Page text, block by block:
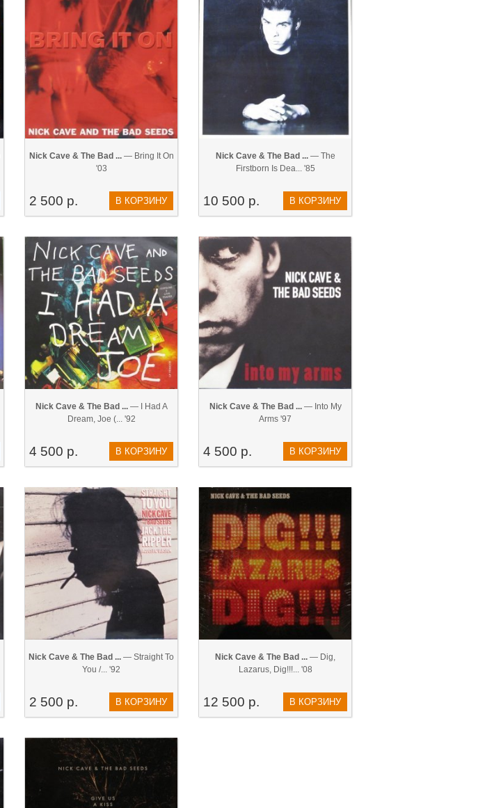
Nick Cave & The Bad ...— Bring It On
'03
2 500 р. В КОРЗИНУ
Nick Cave & The Bad ...— The
Firstborn Is Dea... '85
10 500 р. В КОРЗИНУ
Nick Cave & The Bad ...— I Had A
Dream, Joe (... '92
4 500 р. В КОРЗИНУ
Nick Cave & The Bad ...— Into My
Arms '97
4 500 р. В КОРЗИНУ
Nick Cave & The Bad ... — ‎Straight To
You /... '92
2 500 р. В КОРЗИНУ
Nick Cave & The Bad ... — Dig,
Lazarus, Dig!!!... '08
12 500 р. В КОРЗИНУ